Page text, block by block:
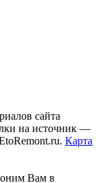
сайта
на источник —
Карта
Вам в